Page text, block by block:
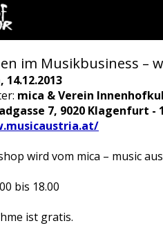
im Musikbusiness –
14.12.2013
mica & Verein
7, 9020 Klagenfurt -
wird vom mica – music
bis 18.00
ist gratis.